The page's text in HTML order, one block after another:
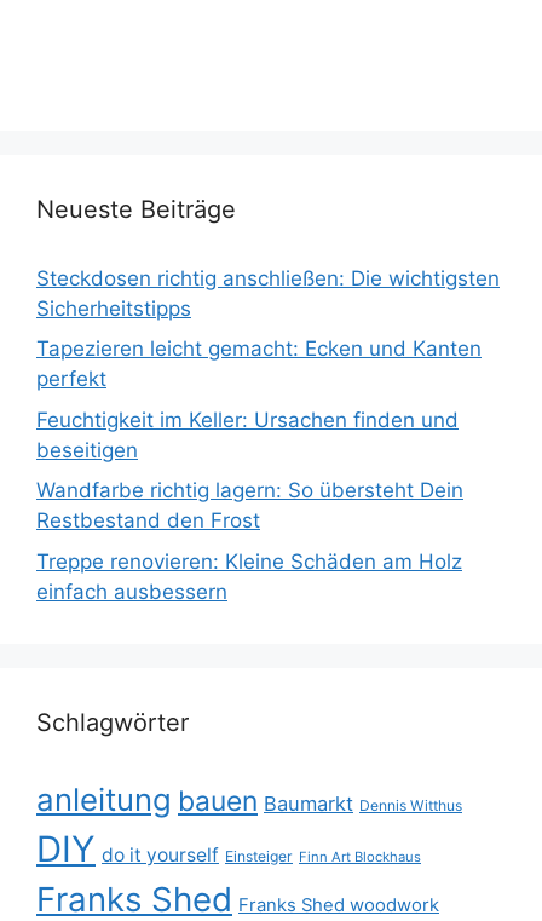
Neueste Beiträge
Steckdosen richtig anschließen: Die wichtigsten
Sicherheitstipps
Tapezieren leicht gemacht: Ecken und Kanten
perfekt
Feuchtigkeit im Keller: Ursachen finden und
beseitigen
Wandfarbe richtig lagern: So übersteht Dein
Restbestand den Frost
Treppe renovieren: Kleine Schäden am Holz
einfach ausbessern
Schlagwörter
anleitung bauen Baumarkt Dennis Witthus
DIY do it yourself Einsteiger Finn Art Blockhaus
Franks Shed Franks Shed woodwork